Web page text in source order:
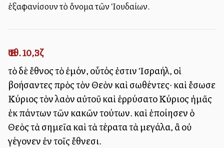
ἑξαφανίσουν τὸ ὄνομα τῶν Ἰουδαίων.
Ἐσθ. 10,3ζ
τὸ δὲ ἔθνος τὸ ἐμόν, οὗτός ἐστιν Ἰσραήλ, οἱ
βοήσαντες πρὸς τὸν Θεὸν καὶ σωθέντες· καὶ ἔσωσε
Κύριος τὸν λαὸν αὐτοῦ καὶ ἐρρύσατο Κύριος ἡμᾶς
ἐκ πάντων τῶν κακῶν τούτων. καὶ ἐποίησεν ὁ
Θεὸς τὰ σημεῖα καὶ τὰ τέρατα τὰ μεγάλα, ἃ οὐ
γέγονεν ἐν τοῖς ἔθνεσι.